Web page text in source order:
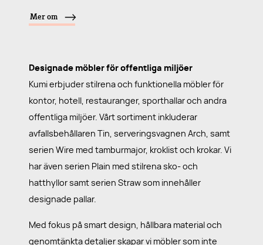
Mer om
Designade möbler för offentliga miljöer
Kumi erbjuder stilrena och funktionella möbler för
kontor, hotell, restauranger, sporthallar och andra
offentliga miljöer. Vårt sortiment inkluderar
avfallsbehållaren Tin, serveringsvagnen Arch, samt
serien Wire med tamburmajor, kroklist och krokar. Vi
har även serien Plain med stilrena sko- och
hatthyllor samt serien Straw som innehåller
designade pallar.
Med fokus på smart design, hållbara material och
genomtänkta detaljer skapar vi möbler som inte